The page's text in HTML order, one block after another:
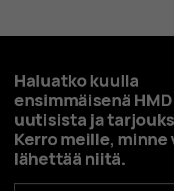
Haluatko kuulla
ensimmäisenä
uutisista ja
Kerro meille, minne
lähettää niitä.